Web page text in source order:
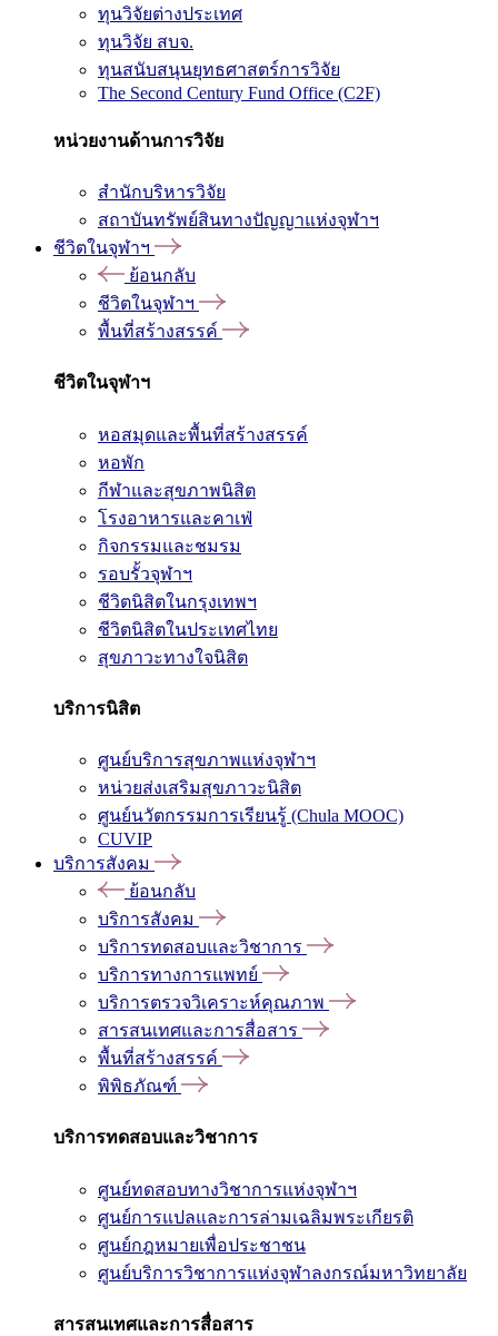
ทุนวิจัยต่างประเทศ
ทุนวิจัย สบจ.
ทุนสนับสนุนยุทธศาสตร์การวิจัย
The Second Century Fund Office (C2F)
หน่วยงานด้านการวิจัย
สำนักบริหารวิจัย
สถาบันทรัพย์สินทางปัญญาแห่งจุฬาฯ
ชีวิตในจุฬาฯ
ย้อนกลับ
ชีวิตในจุฬาฯ
พื้นที่สร้างสรรค์
ชีวิตในจุฬาฯ
หอสมุดและพื้นที่สร้างสรรค์
หอพัก
กีฬาและสุขภาพนิสิต
โรงอาหารและคาเฟ่
กิจกรรมและชมรม
รอบรั้วจุฬาฯ
ชีวิตนิสิตในกรุงเทพฯ
ชีวิตนิสิตในประเทศไทย
สุขภาวะทางใจนิสิต
บริการนิสิต
ศูนย์บริการสุขภาพแห่งจุฬาฯ
หน่วยส่งเสริมสุขภาวะนิสิต
ศูนย์นวัตกรรมการเรียนรู้ (Chula MOOC)
CUVIP
บริการสังคม
ย้อนกลับ
บริการสังคม
บริการทดสอบและวิชาการ
บริการทางการแพทย์
บริการตรวจวิเคราะห์คุณภาพ
สารสนเทศและการสื่อสาร
พื้นที่สร้างสรรค์
พิพิธภัณฑ์
บริการทดสอบและวิชาการ
ศูนย์ทดสอบทางวิชาการแห่งจุฬาฯ
ศูนย์การแปลและการล่ามเฉลิมพระเกียรติ
ศูนย์กฎหมายเพื่อประชาชน
ศูนย์บริการวิชาการแห่งจุฬาลงกรณ์มหาวิทยาลัย
สารสนเทศและการสื่อสาร